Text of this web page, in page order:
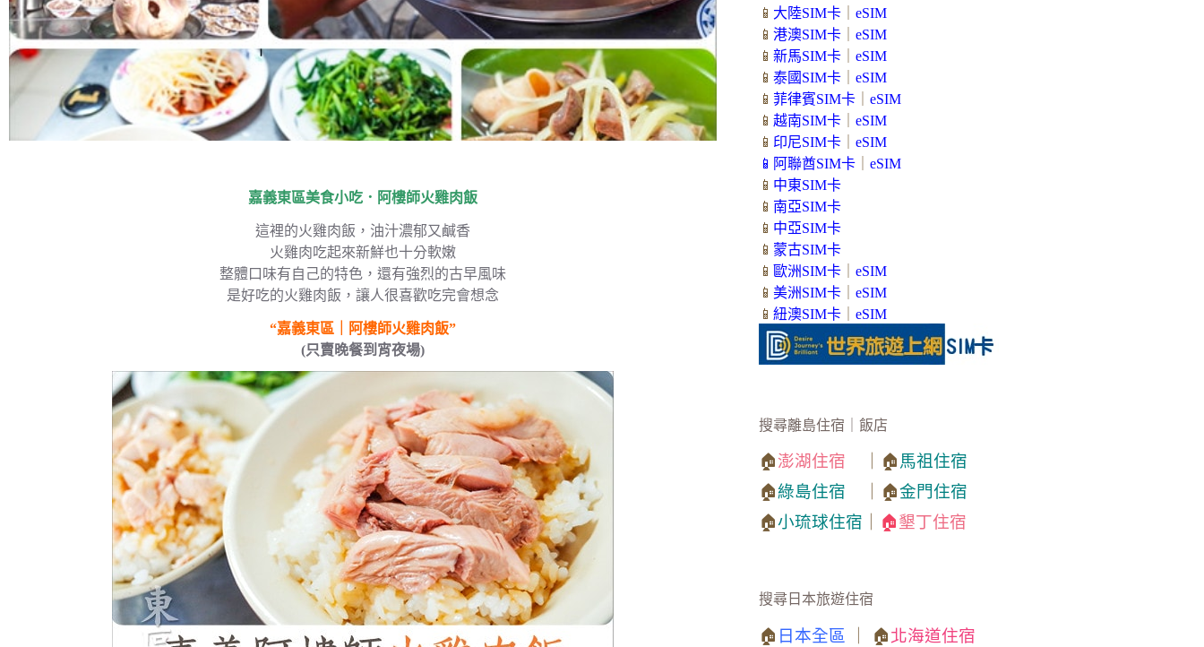
嘉義東區美食小吃．阿樓師火雞肉飯
這裡的火雞肉飯，油汁濃郁又鹹香
火雞肉吃起來新鮮也十分軟嫩
整體口味有自己的特色，還有強烈的古早風味
是好吃的火雞肉飯，讓人很喜歡吃完會想念
“嘉義東區｜阿樓師火雞肉飯”
(只賣晚餐到宵夜場)
📱 大陸SIM卡｜ eSIM
📱 港澳SIM卡｜ eSIM
📱 新馬SIM卡｜ eSIM
📱 泰國SIM卡｜ eSIM
📱 菲律賓SIM卡｜ eSIM
📱 越南SIM卡｜ eSIM
📱 印尼SIM卡｜ eSIM
📱 阿聯酋SIM卡｜ eSIM
📱 中東SIM卡
📱 南亞SIM卡
📱 中亞SIM卡
📱 蒙古SIM卡
📱 歐洲SIM卡｜ eSIM
📱 美洲SIM卡｜ eSIM
📱 紐澳SIM卡｜ eSIM
搜尋離島住宿｜飯店
🏠澎湖住宿 ｜🏠馬祖住宿
🏠綠島住宿 ｜🏠金門住宿
🏠小琉球住宿 🏠墾丁住宿
搜尋日本旅遊住宿
🏠 日本全區 ｜ 🏠北海道住宿